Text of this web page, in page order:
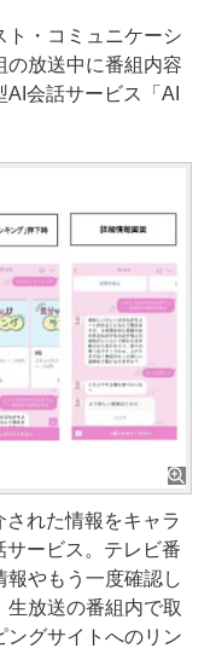
・コミュニケーシ
の放送中に番組内容
会話サービス「AI
れた情報をキャラ
サービス。テレビ番
やもう一度確認し
生放送の番組内で取
ングサイトへのリン